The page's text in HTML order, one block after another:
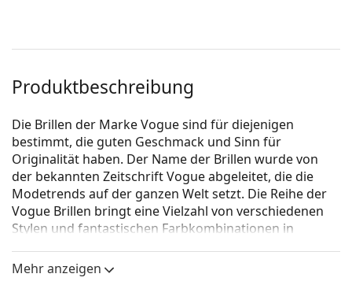
Produktbeschreibung
Die Brillen der Marke Vogue sind für diejenigen
bestimmt, die guten Geschmack und Sinn für
Originalität haben. Der Name der Brillen wurde von
der bekannten Zeitschrift Vogue abgeleitet, die die
Modetrends auf der ganzen Welt setzt. Die Reihe der
Vogue Brillen bringt eine Vielzahl von verschiedenen
Stylen und fantastischen Farbkombinationen in
Vogue Kids 0VY2013 2866 45
Mehr anzeigen